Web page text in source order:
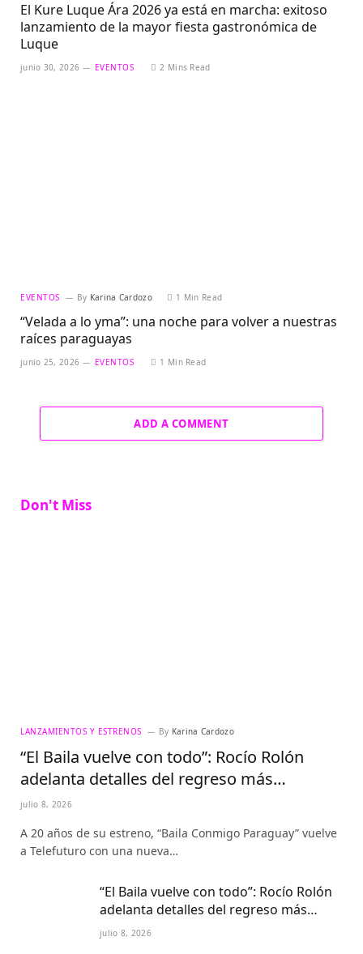
El Kure Luque Ára 2026 ya está en marcha: exitoso
lanzamiento de la mayor fiesta gastronómica de
Luque
junio 30, 2026 EVENTOS 2 Mins Read
EVENTOS By Karina Cardozo 1 Min Read
“Velada a lo yma”: una noche para volver a nuestras
raíces paraguayas
junio 25, 2026 EVENTOS 1 Min Read
ADD A COMMENT
Don't Miss
LANZAMIENTOS Y ESTRENOS By Karina Cardozo
“El Baila vuelve con todo”: Rocío Rolón
adelanta detalles del regreso más
esperado de la televisión paraguaya
julio 8, 2026
A 20 años de su estreno, “Baila Conmigo Paraguay” vuelve
a Telefuturo con una nueva…
“El Baila vuelve con todo”: Rocío Rolón
adelanta detalles del regreso más
esperado de la televisión paraguaya
julio 8, 2026